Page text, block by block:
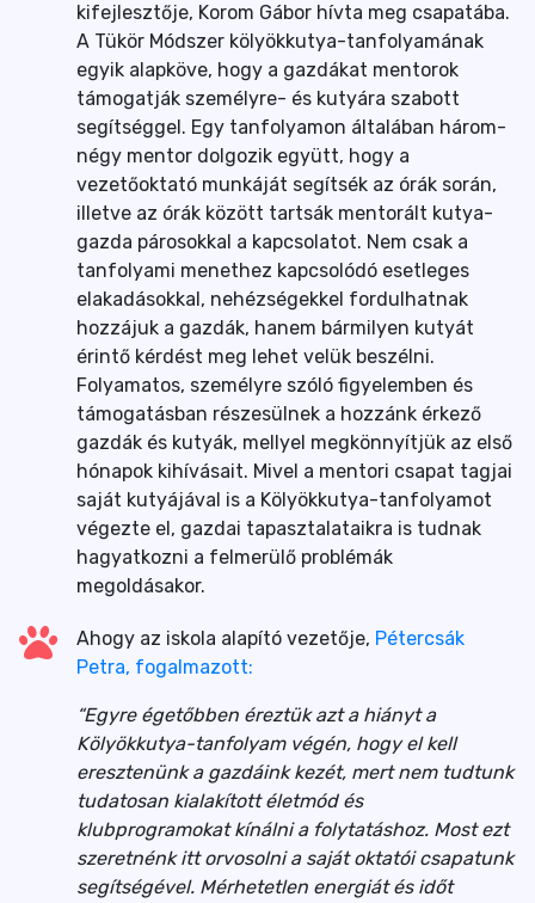
kifejlesztője, Korom Gábor hívta meg csapatába.
A Tükör Módszer kölyökkutya-tanfolyamának
egyik alapköve, hogy a gazdákat mentorok
támogatják személyre- és kutyára szabott
segítséggel. Egy tanfolyamon általában három-
négy mentor dolgozik együtt, hogy a
vezetőoktató munkáját segítsék az órák során,
illetve az órák között tartsák mentorált kutya-
gazda párosokkal a kapcsolatot. Nem csak a
tanfolyami menethez kapcsolódó esetleges
elakadásokkal, nehézségekkel fordulhatnak
hozzájuk a gazdák, hanem bármilyen kutyát
érintő kérdést meg lehet velük beszélni.
Folyamatos, személyre szóló figyelemben és
támogatásban részesülnek a hozzánk érkező
gazdák és kutyák, mellyel megkönnyítjük az első
hónapok kihívásait. Mivel a mentori csapat tagjai
saját kutyájával is a Kölyökkutya-tanfolyamot
végezte el, gazdai tapasztalataikra is tudnak
hagyatkozni a felmerülő problémák
megoldásakor.
Ahogy az iskola alapító vezetője, Pétercsák
Petra, fogalmazott:
“Egyre égetőbben éreztük azt a hiányt a
Kölyökkutya-tanfolyam végén, hogy el kell
eresztenünk a gazdáink kezét, mert nem tudtunk
tudatosan kialakított életmód és
klubprogramokat kínálni a folytatáshoz. Most ezt
szeretnénk itt orvosolni a saját oktatói csapatunk
segítségével. Mérhetetlen energiát és időt